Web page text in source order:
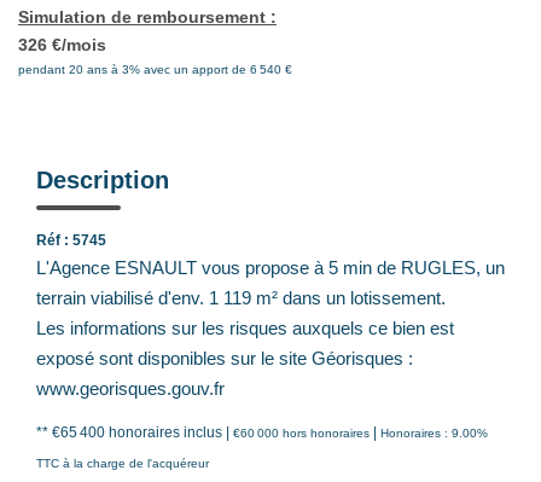
Simulation de remboursement :
326 €/mois
pendant 20 ans à 3% avec un apport de 6 540 €
Description
Réf : 5745
L'Agence ESNAULT vous propose à 5 min de RUGLES, un
terrain viabilisé d'env. 1 119 m² dans un lotissement.
Les informations sur les risques auxquels ce bien est
exposé sont disponibles sur le site Géorisques :
www.georisques.gouv.fr
** €65 400 honoraires inclus | €60 000 hors honoraires | Honoraires : 9.00%
TTC à la charge de l'acquéreur